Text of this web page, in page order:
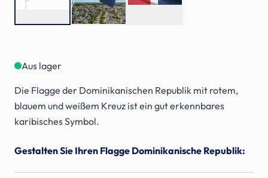
Aus lager
Die Flagge der Dominikanischen Republik mit rotem,
blauem und weißem Kreuz ist ein gut erkennbares
karibisches Symbol.
Gestalten Sie Ihren Flagge Dominikanische Republik: